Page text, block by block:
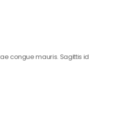
congue mauris. Sagittis id